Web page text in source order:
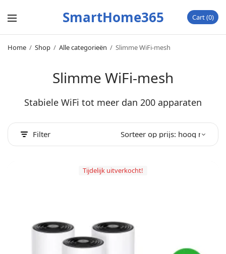
SmartHome365 Cart 0
Home / Shop / Alle categorieën / Slimme WiFi-mesh
Slimme WiFi-mesh
Stabiele WiFi tot meer dan 200 apparaten
Filter
Tijdelijk uitverkocht!